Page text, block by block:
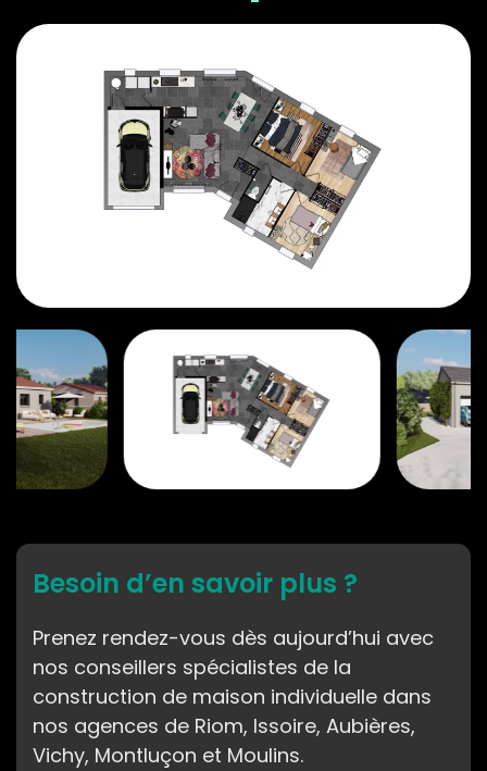
Besoin d’en savoir plus ?
Prenez rendez-vous dès aujourd’hui avec
nos conseillers spécialistes de la
construction de maison individuelle dans
nos agences de Riom, Issoire, Aubières,
Vichy, Montluçon et Moulins.